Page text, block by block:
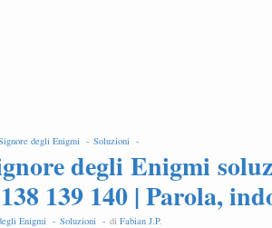
degli Enigmi - Soluzioni -
degli Enigmi
139 140 | Parola,
Enigmi - Soluzioni - di Fabian J.P.